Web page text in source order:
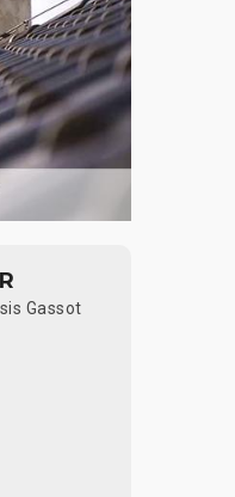
Gassot